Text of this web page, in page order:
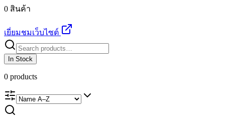
0 สินค้า
เยี่ยมชมเว็บไซต์
In Stock
0 products